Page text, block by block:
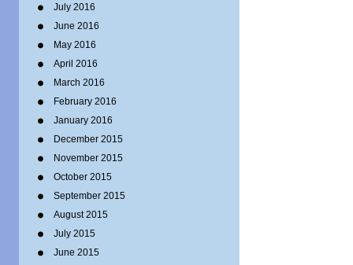
July 2016
June 2016
May 2016
April 2016
March 2016
February 2016
January 2016
December 2015
November 2015
October 2015
September 2015
August 2015
July 2015
June 2015